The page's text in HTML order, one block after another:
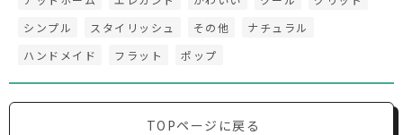
シンプル
スタイリッシュ その他
ナチュラル
ハンドメイド
フラット ポップ
TOPページに戻る